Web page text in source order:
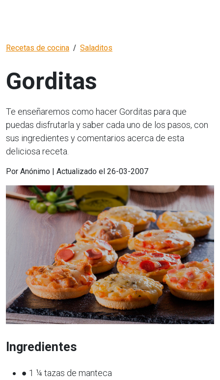
Recetas de cocina Saladitos
Gorditas
Te enseñaremos como hacer Gorditas para que
puedas disfrutarla y saber cada uno de los pasos, con
sus ingredientes y comentarios acerca de esta
deliciosa receta.
Por Anónimo | Actualizado el 26-03-2007
Ingredientes
● 1 ¼ tazas de manteca